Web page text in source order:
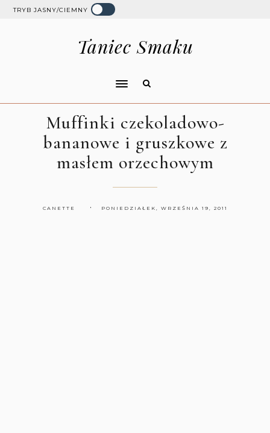
TRYB JASNY/CIEMNY
Taniec Smaku
Muffinki czekoladowo-
bananowe i gruszkowe z
masłem orzechowym
CANETTE PONIEDZIAŁEK, WRZEŚNIA 19, 2011